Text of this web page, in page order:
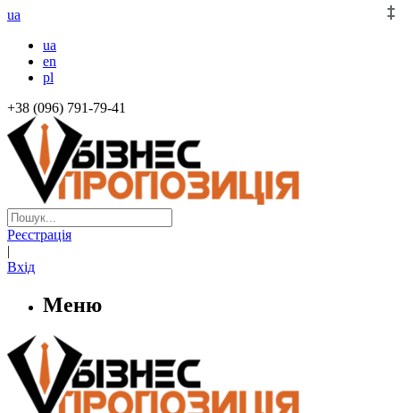
ua
ua
en
pl
+38 (096) 791-79-41
Реєстрація
|
Вхід
Меню